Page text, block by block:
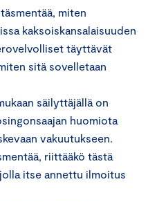
miten
kaksoiskansalaisuuden
täyttävät
sitä sovelletaan
säilyttäjällä on
huomiota
vakuutukseen.
riittääkö tästä
itse annettu ilmoitus